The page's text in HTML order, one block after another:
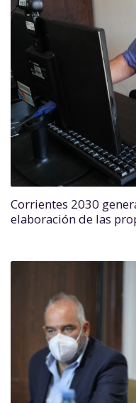
Corrientes 2030
elaboración de las